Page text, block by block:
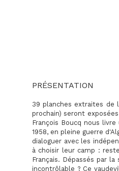
PRÉSENTATION
39 planches extraites de
prochain) seront
François Boucq nous
1958, en pleine guerre
dialoguer avec les
à choisir leur camp :
Français. Dépassés par
incontrôlable ? Ce